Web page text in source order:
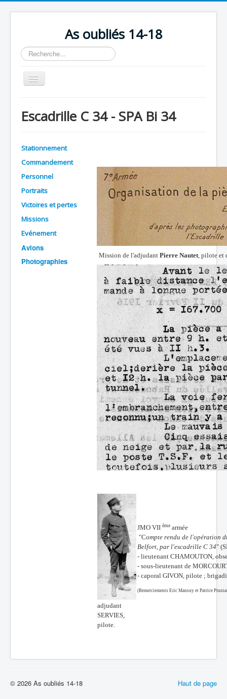
As oubliés 14-18
Rechercher
Basculer
la
Chronologie
Avions
Personnels
Formation
Doctrines
Les As
Escadrille C 34 - SPA Bi 34
Stationnement
Commandement
Personnel
Portraits
Victoires et pertes
Missions
Evénement
Avions
Photographies
Mission de l'adjudant Pierre Nautet, pilote et
JMO VII ème armée
"Compte rendu de l'opération
Belfort, par l'escadrille C 34"
- lieutenant CHAMOUTON,
- sous-lieutenant de
- caporal GIVON, pilote ;
(Remerciements Eric Mansuy et Patrice
adjudant
SERVIES,
pilote.
Haut de page
© 2026 As oubliés 14-18